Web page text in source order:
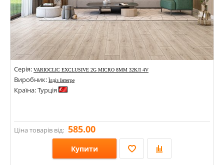
Серія: VARIOCLIC EXCLUSIVE 2G MICRO 8ММ 32КЛ 4V
Виробник: Їлдіз Інтегре
Країна: Турція
Ціна товарів від: 585.00
Купити